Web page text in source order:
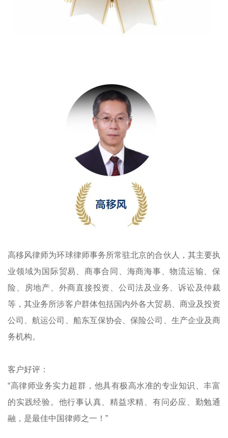
高移风律师为环球律师事务所常驻北京的合伙人，其主要执
业领域为国际贸易、商事合同、海商海事、物流运输、保
险、房地产、外商直接投资、公司法及业务、诉讼及仲裁
等，其业务所涉客户群体包括国内外各大贸易、商业及投资
公司、航运公司、船东互保协会、保险公司、生产企业及商
务机构。
客户好评：
“高律师业务实力超群，他具有极高水准的专业知识、丰富
的实践经验。他行事认真、精益求精、有问必应、勤勉通
融，是最佳中国律师之一！”